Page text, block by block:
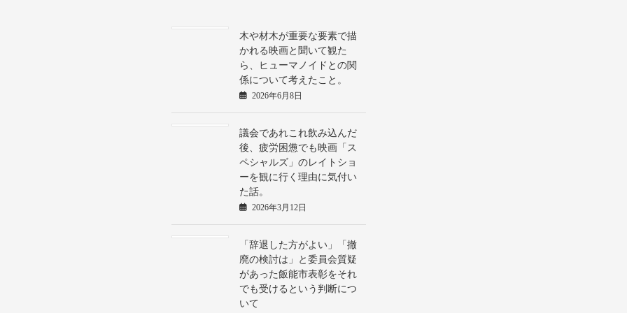
木や材木が重要な要素で描
かれる映画と聞いて観た
ら、ヒューマノイドとの関
係について考えたこと。
2026年6月8日
議会であれこれ飲み込んだ
後、疲労困憊でも映画「ス
ペシャルズ」のレイトショ
ーを観に行く理由に気付い
た話。
2026年3月12日
「辞退した方がよい」「撤
廃の検討は」と委員会質疑
があった飯能市表彰をそれ
でも受けるという判断につ
いて